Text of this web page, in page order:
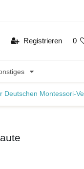
Registrieren 0
Deutschen Montessori-